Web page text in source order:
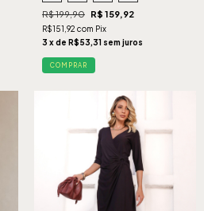
R$ 199,90 R$ 159,92
R$151,92 com Pix
3 x de R$53,31 sem juros
COMPRAR